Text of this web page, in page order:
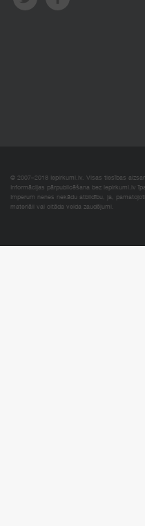
© 2007–2018 Iepirkumi.lv. Visas tiesības
Informācijas pārpublicēšana bez iepirkumi.lv
Imperum nenes nekādu atbildību, ja,
materiāli vai citāda veida zaudējumi.